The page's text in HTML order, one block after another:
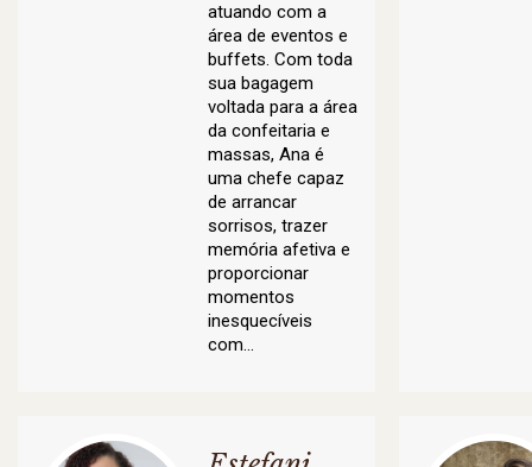
atuando com a
área de eventos e
buffets. Com toda
sua bagagem
voltada para a área
da confeitaria e
massas, Ana é
uma chefe capaz
de arrancar
sorrisos, trazer
memória afetiva e
proporcionar
momentos
inesquecíveis
com…